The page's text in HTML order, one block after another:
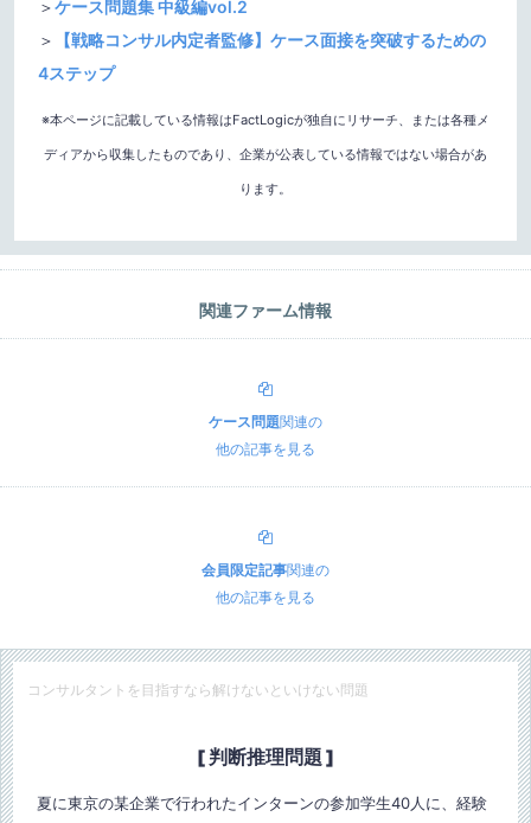
＞ケース問題集 中級編vol.2
＞
【戦略コンサル内定者監修】ケース面接を突破するための
4ステップ
※本ページに記載している情報はFactLogicが独自にリサーチ、または各種メ
ディアから収集したものであり、企業が公表している情報ではない場合があ
ります。
関連ファーム情報
ケース問題関連の
他の記事を見る
会員限定記事関連の
他の記事を見る
コンサルタントを目指すなら解けないといけない問題
[ 判断推理問題 ]
夏に東京の某企業で行われたインターンの参加学生40人に、経験